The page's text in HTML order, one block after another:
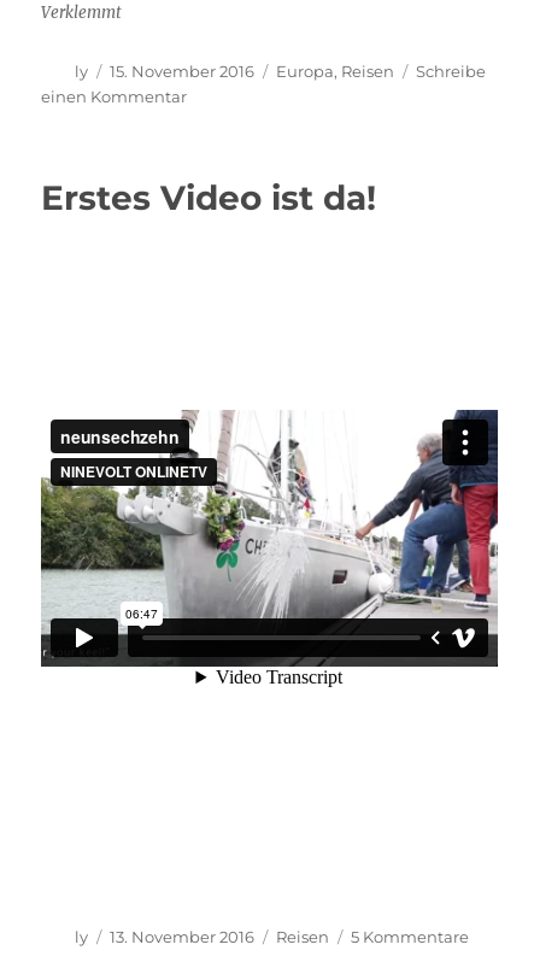
Verklemmt
Autor
ly
Veröffentlicht
am
15. November 2016 Kategorien
Europa, Reisen
Schreibe
einen Kommentarzu
Erstes Video ist da!
Autor
ly
Veröffentlicht
13. November 2016 Kategorien
Reisen 5 Kommentarezu